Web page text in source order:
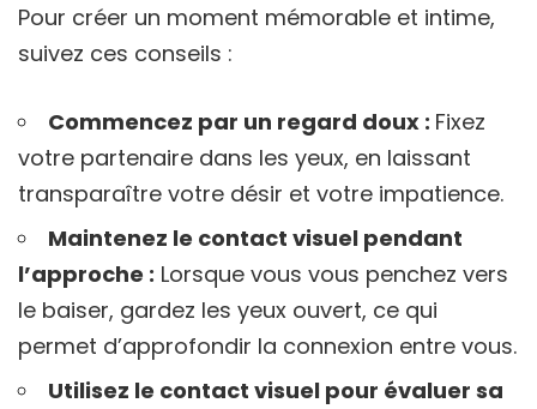
Pour créer un moment mémorable et intime,
suivez ces conseils :
Commencez par un regard doux : Fixez
votre partenaire dans les yeux, en laissant
transparaître votre désir et votre impatience.
Maintenez le contact visuel pendant
l’approche : Lorsque vous vous penchez vers
le baiser, gardez les yeux ouvert, ce qui
permet d’approfondir la connexion entre vous.
Utilisez le contact visuel pour évaluer sa